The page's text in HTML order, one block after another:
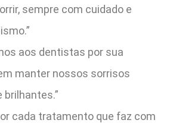
sempre com cuidado e
aos dentistas por sua
manter nossos sorrisos
brilhantes.”
cada tratamento que faz com